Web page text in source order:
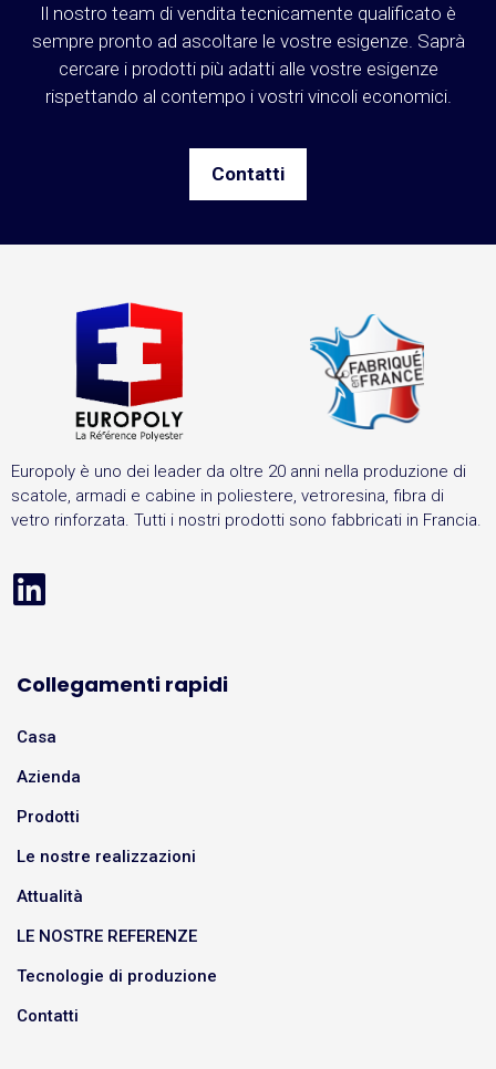
Il nostro team di vendita tecnicamente qualificato è
sempre pronto ad ascoltare le vostre esigenze. Saprà
cercare i prodotti più adatti alle vostre esigenze
rispettando al contempo i vostri vincoli economici.
Contatti
Europoly è uno dei leader da oltre 20 anni nella produzione di
scatole, armadi e cabine in poliestere, vetroresina, fibra di
vetro rinforzata. Tutti i nostri prodotti sono fabbricati in Francia.
Collegamenti rapidi
Casa
Azienda
Prodotti
Le nostre realizzazioni
Attualità
LE NOSTRE REFERENZE
Tecnologie di produzione
Contatti